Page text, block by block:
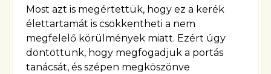
Most azt is megértettük, hogy ez a kerék
élettartamát is csökkentheti a nem
megfelelő körülmények miatt. Ezért úgy
döntöttünk, hogy megfogadjuk a portás
tanácsát, és szépen megköszönve